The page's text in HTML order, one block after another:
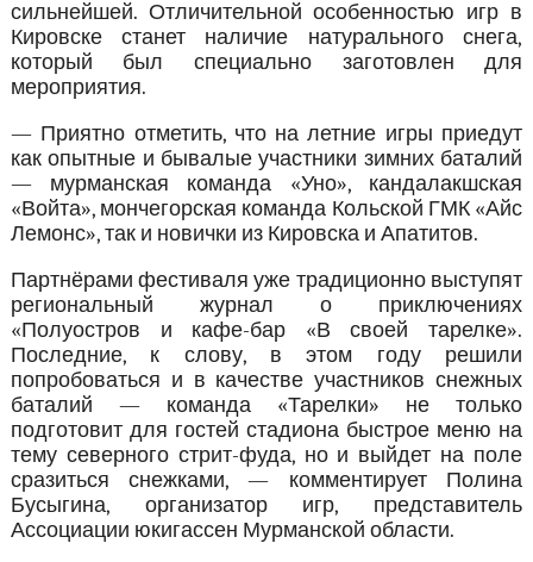
сильнейшей. Отличительной особенностью игр в
Кировске станет наличие натурального снега,
который был специально заготовлен для
мероприятия.
— Приятно отметить, что на летние игры приедут
как опытные и бывалые участники зимних баталий
— мурманская команда «Уно», кандалакшская
«Войта», мончегорская команда Кольской ГМК «Айс
Лемонс», так и новички из Кировска и Апатитов.
Партнёрами фестиваля уже традиционно выступят
региональный журнал о приключениях
«Полуостров и кафе-бар «В своей тарелке».
Последние, к слову, в этом году решили
попробоваться и в качестве участников снежных
баталий — команда «Тарелки» не только
подготовит для гостей стадиона быстрое меню на
тему северного стрит-фуда, но и выйдет на поле
сразиться снежками, — комментирует Полина
Бусыгина, организатор игр, представитель
Ассоциации юкигассен Мурманской области.